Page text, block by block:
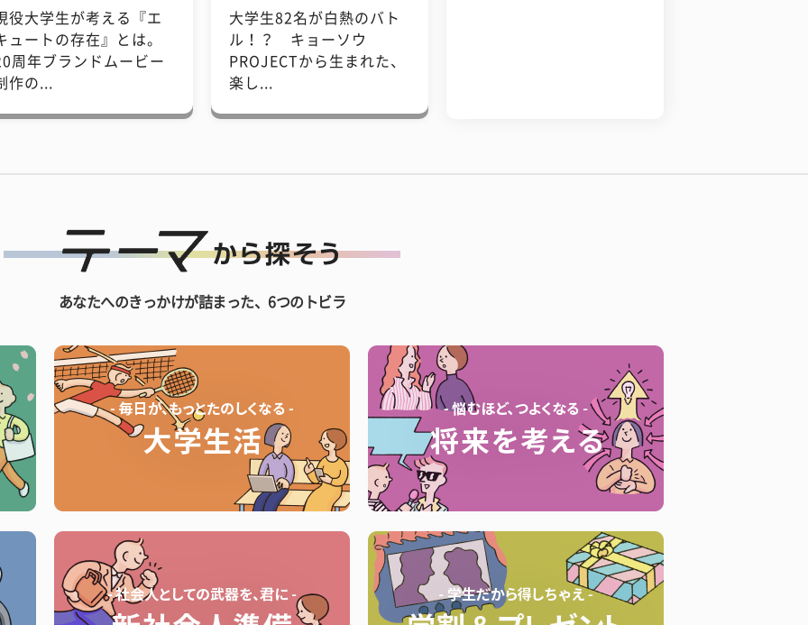
役大学生が考える『エ
ュートの存在』とは。
周年ブランドムービー
作の...
大学生82名が白熱のバト
ル！？ キョーソウ
PROJECTから生まれた、
楽し...
あなたへのきっかけが詰まった、6つのトビラ